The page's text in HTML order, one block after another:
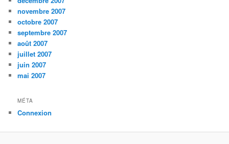
novembre 2007
octobre 2007
septembre 2007
août 2007
juillet 2007
juin 2007
mai 2007
MÉTA
Connexion